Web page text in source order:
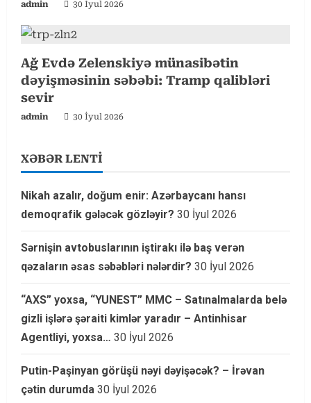
admin 30 İyul 2026
Ağ Evdə Zelenskiyə münasibətin
dəyişməsinin səbəbi: Tramp qalibləri
sevir
admin 30 İyul 2026
XƏBƏR LENTİ
Nikah azalır, doğum enir: Azərbaycanı hansı
demoqrafik gələcək gözləyir? 30 İyul 2026
Sərnişin avtobuslarının iştirakı ilə baş verən
qəzaların əsas səbəbləri nələrdir? 30 İyul 2026
“AXS” yoxsa, “YUNEST” MMC – Satınalmalarda belə
gizli işlərə şəraiti kimlər yaradır – Antinhisar
Agentliyi, yoxsa… 30 İyul 2026
Putin-Paşinyan görüşü nəyi dəyişəcək? – İrəvan
çətin durumda 30 İyul 2026